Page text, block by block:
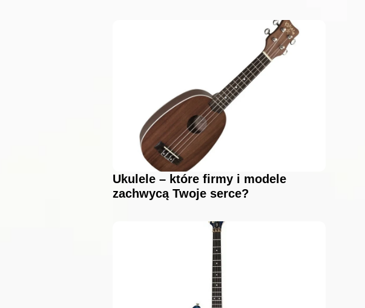
Ukulele – które firmy i modele
zachwycą Twoje serce?